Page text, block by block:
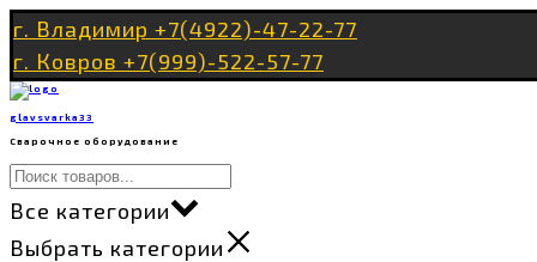
Перейти
к
содержимому
г. Владимир +7(4922)-47-22-77
г. Ковров +7(999)-522-57-77
glavsvarka33
Сварочное оборудование
Все категории
Выбрать категории